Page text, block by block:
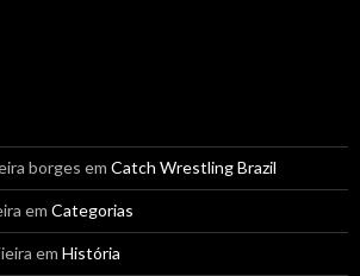
borges em Catch Wrestling Brazil
em Categorias
em História